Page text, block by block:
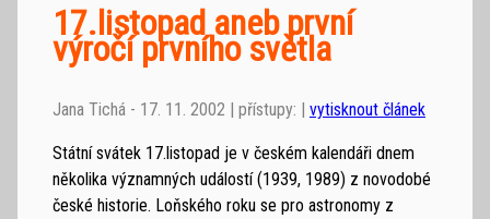
17.listopad aneb první
výročí prvního světla
Jana Tichá - 17. 11. 2002 | přístupy: | vytisknout článek
Státní svátek 17.listopad je v českém kalendáři dnem
několika významných událostí (1939, 1989) z novodobé
české historie. Loňského roku se pro astronomy z